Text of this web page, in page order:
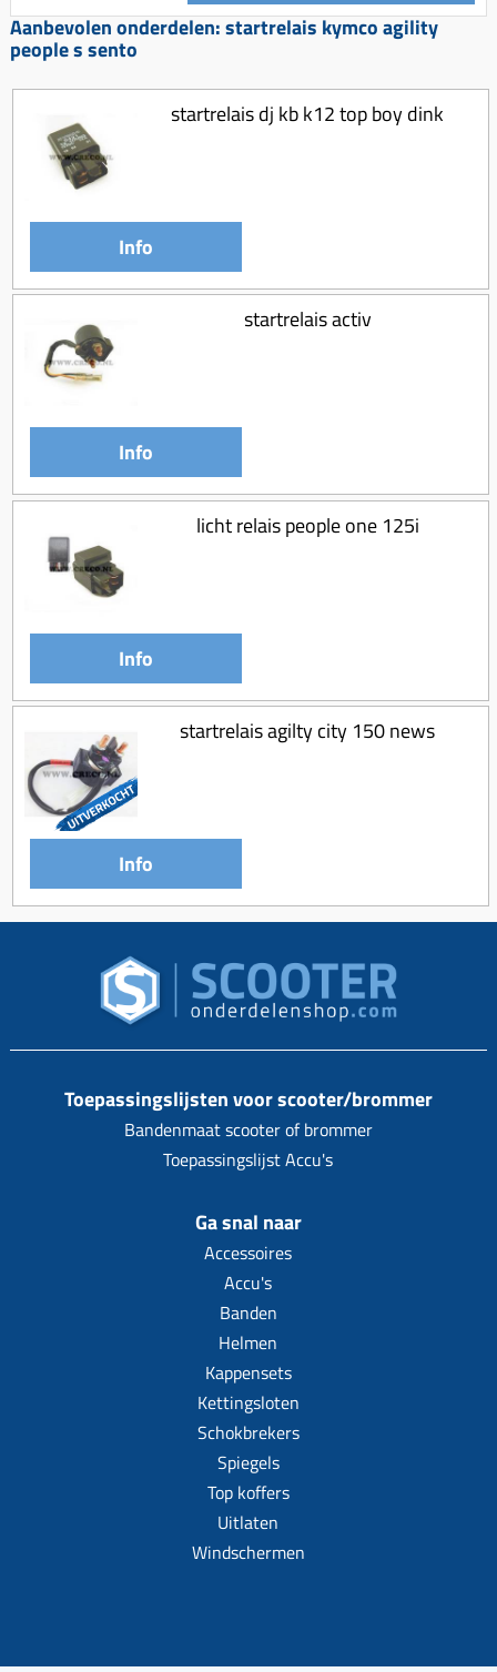
Voor tandwielen
Origineel zuigers
Tomos opvoeren (kits)
Koppeling compleet
Koppeling trekveer
Ketting / tandwiel
Overbrenging
Kickstart (delen)
Aanbevolen onderdelen: startrelais kymco agility
people s sento
startrelais dj kb k12 top boy dink
Info
startrelais activ
Info
licht relais people one 125i
Info
startrelais agilty city 150 news
Info
Toepassingslijsten voor scooter/brommer
Bandenmaat scooter of brommer
Toepassingslijst Accu's
Ga snal naar
Accessoires
Accu's
Banden
Helmen
Kappensets
Kettingsloten
Schokbrekers
Spiegels
Top koffers
Uitlaten
Windschermen